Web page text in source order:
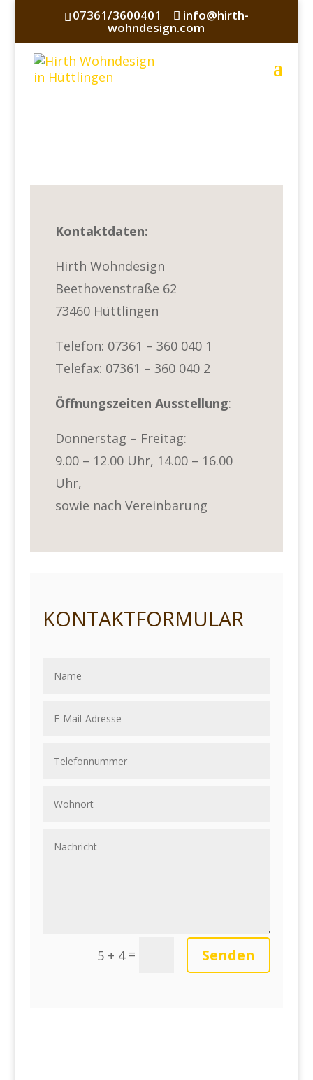
07361/3600401 info@hirth-
wohndesign.com
Kontaktdaten:
Hirth Wohndesign
Beethovenstraße 62
73460 Hüttlingen
Telefon: 07361 – 360 040 1
Telefax: 07361 – 360 040 2
Öffnungszeiten Ausstellung:
Donnerstag – Freitag:
9.00 – 12.00 Uhr, 14.00 – 16.00
Uhr,
sowie nach Vereinbarung
KONTAKTFORMULAR
5 + 4= Senden